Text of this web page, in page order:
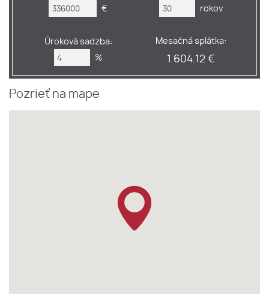
€
rokov
Úroková sadzba:
%
Mesačná splátka:
1 604.12 €
Pozrieť na mape